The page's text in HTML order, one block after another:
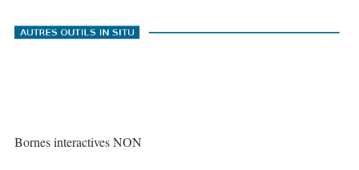
Bornes interactives NON